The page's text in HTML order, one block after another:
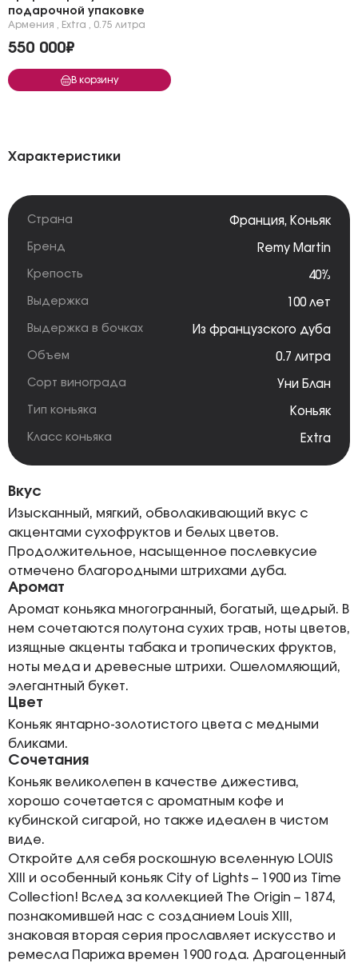
подарочной упаковке
Армения Extra 0.75 литра
550 000₽
В корзину
Характеристики
Страна Франция, Коньяк
Бренд Remy Martin
Крепость 40%
Выдержка 100 лет
Выдержка в бочках Из французского дуба
Объем 0.7 литра
Сорт винограда Уни Блан
Тип коньяка Коньяк
Класс коньяка Extra
Вкус
Изысканный, мягкий, обволакивающий вкус с
акцентами сухофруктов и белых цветов.
Продолжительное, насыщенное послевкусие
отмечено благородными штрихами дуба.
Аромат
Аромат коньяка многогранный, богатый, щедрый. В
нем сочетаются полутона сухих трав, ноты цветов,
изящные акценты табака и тропических фруктов,
ноты меда и древесные штрихи. Ошеломляющий,
элегантный букет.
Цвет
Коньяк янтарно-золотистого цвета с медными
бликами.
Сочетания
Коньяк великолепен в качестве дижестива,
хорошо сочетается с ароматным кофе и
кубинской сигарой, но также идеален в чистом
виде.
Откройте для себя роскошную вселенную LOUIS
XIII и особенный коньяк City of Lights – 1900 из Time
Collection! Вслед за коллекцией The Origin – 1874,
познакомившей нас с созданием Louis XIII,
знаковая вторая серия прославляет искусство и
ремесла Парижа времен 1900 года. Драгоценный